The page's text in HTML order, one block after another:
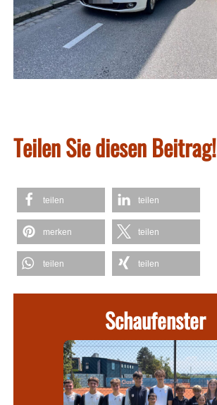
Teilen Sie diesen Beitrag!
teilen teilen
merken teilen
teilen teilen
Schaufenster